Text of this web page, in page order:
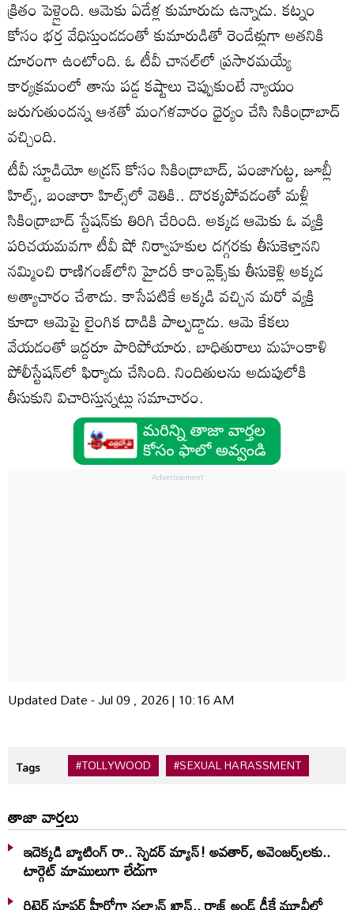
క్రితం పెళ్లైంది. ఆమెకు ఏడేళ్ల కుమారుడు ఉన్నాడు. కట్నం
కోసం భర్త వేధిస్తుండడంతో కుమారుడితో రెండేళ్లుగా అతనికి
దూరంగా ఉంటోంది. ఓ టీవీ చానల్‌లో ప్రసారమయ్యే
కార్యక్రమంలో తాను పడ్డ కష్టాలు చెప్పుకుంటే న్యాయం
జరుగుతుందన్న ఆశతో మంగళవారం ధైర్యం చేసి సికింద్రాబాద్
వచ్చింది.
టీవీ స్టూడియో అడ్రస్ కోసం సికింద్రాబాద్, పంజాగుట్ట, జూబ్లీ
హిల్స్, బంజారా హిల్స్‌లో వెతికి.. దొరక్కపోవడంతో మళ్లీ
సికింద్రాబాద్ స్టేషన్‌కు తిరిగి చేరింది. అక్కడ ఆమెకు ఓ వ్యక్తి
పరిచయమవ‌గా టీవీ షో నిర్వాహకుల దగ్గరకు తీసుకెళ్తానని
నమ్మించి రాణిగంజ్‌లోని హైదరీ కాంప్లెక్స్‌కు తీసుకెళ్లి అక్కడ
అత్యాచారం చేశాడు. కాసేపటికే అక్కడి వచ్చిన మరో వ్యక్తి
కూడా ఆమెపై లైంగిక దాడికి పాల్పడ్డాడు. ఆమె కేకలు
వేయడంతో ఇద్దరూ పారిపోయారు. బాధితురాలు మహంకాళి
పోలీస్టేషన్‌లో ఫిర్యాదు చేసింది. నిందితులను అదుపులోకి
తీసుకుని విచారిస్తున్నట్లు సమాచారం.
Updated Date - Jul 09 , 2026 | 10:16 AM
Tags #TOLLYWOOD #SEXUAL HARASSMENT
తాజా వార్తలు
ఇదెక్క‌డి బ్యాటింగ్ రా.. స్పైడ‌ర్ మ్యాన్‌! అవ‌తార్‌, అవెంజ‌ర్స్‌ల‌కు..
టార్గెట్ మాములుగా లేదుగా